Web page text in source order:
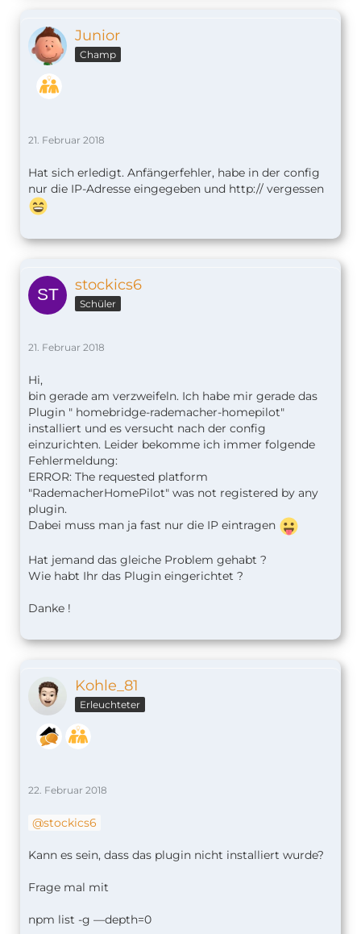
Junior
Champ
21. Februar 2018
Hat sich erledigt. Anfängerfehler, habe in der config
nur die IP-Adresse eingegeben und http:// vergessen
stockics6
Schüler
21. Februar 2018
Hi,
bin gerade am verzweifeln. Ich habe mir gerade das
Plugin " homebridge-rademacher-homepilot"
installiert und es versucht nach der config
einzurichten. Leider bekomme ich immer folgende
Fehlermeldung:
ERROR: The requested platform
"RademacherHomePilot" was not registered by any
plugin.
Dabei muss man ja fast nur die IP eintragen
Hat jemand das gleiche Problem gehabt ?
Wie habt Ihr das Plugin eingerichtet ?
Danke !
Kohle_81
Erleuchteter
22. Februar 2018
stockics6
Kann es sein, dass das plugin nicht installiert wurde?
Frage mal mit
npm list -g —depth=0